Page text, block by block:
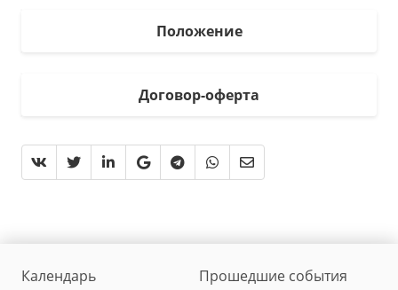
Положение
Договор-оферта
Календарь Прошедшие события